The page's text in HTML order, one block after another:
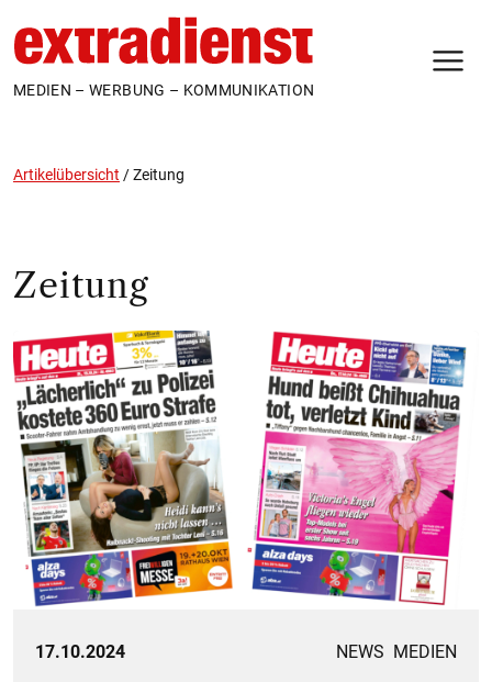
MEDIEN – WERBUNG – KOMMUNIKATION
Artikelübersicht /Zeitung
Zeitung
17.10.2024 NEWS MEDIEN